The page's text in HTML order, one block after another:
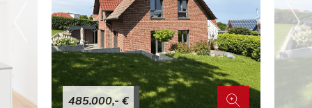
485.000,- €